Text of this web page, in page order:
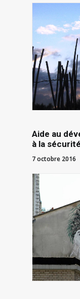
Aide au
à la
7 octobre 2016